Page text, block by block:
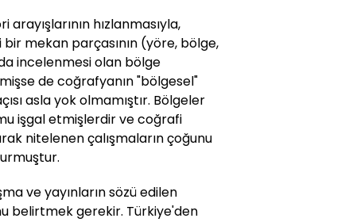
hızlanmasıyla,
mekan parçasının (yöre, bölge,
incelenmesi olan bölge
de coğrafyanın "bölgesel"
asla yok olmamıştır. Bölgeler
işgal etmişlerdir ve coğrafi
nitelenen çalışmaların çoğunu
ve yayınların sözü edilen
belirtmek gerekir. Türkiye'den